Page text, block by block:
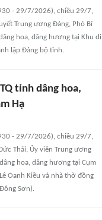
- 29/7/2026), chiều 29/7,
Trung ương Đảng, Phó Bí
hoa, dâng hương tại Khu di
lập Đảng bộ tỉnh.
tỉnh dâng hoa,
Hạ
- 29/7/2026), chiều 29/7,
Thái, Ủy viên Trung ương
hoa, dâng hương tại Cụm
Oanh Kiều và nhà thờ đồng
Sơn).